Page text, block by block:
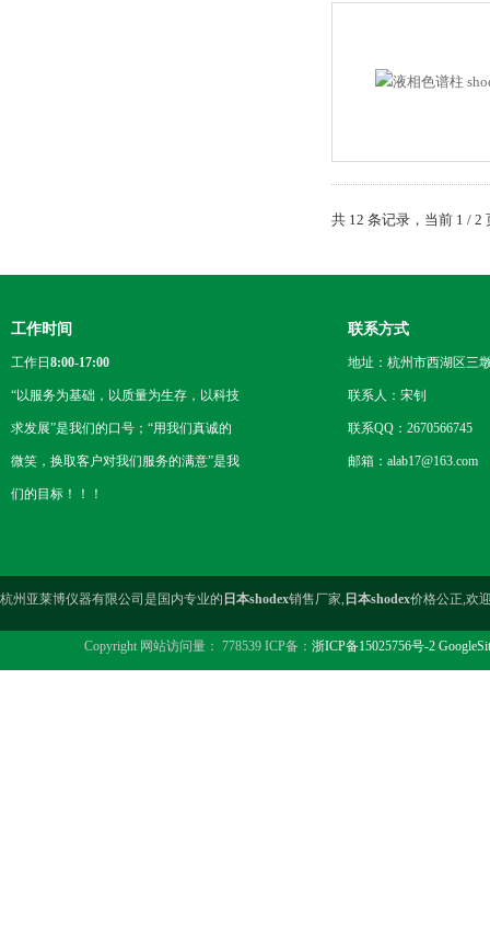
共 12 条记录，当前 1 /
工作时间
工作日 8:00-17:00
“以服务为基础，以质量为生存，以科技
求发展”是我们的口号；“用我们真诚的
微笑，换取客户对我们服务的满意”是我
们的目标！！！
联系方式
地址：杭州市西湖区三
联系人：宋钊
联系QQ：2670566745
邮箱：alab17@163.com
杭州亚莱博仪器有限公司是国内专业的 日本shodex销售厂家, 日本shodex价格公正,欢
Copyright 网站访问量： 778539 ICP备： 浙ICP备15025756号-2